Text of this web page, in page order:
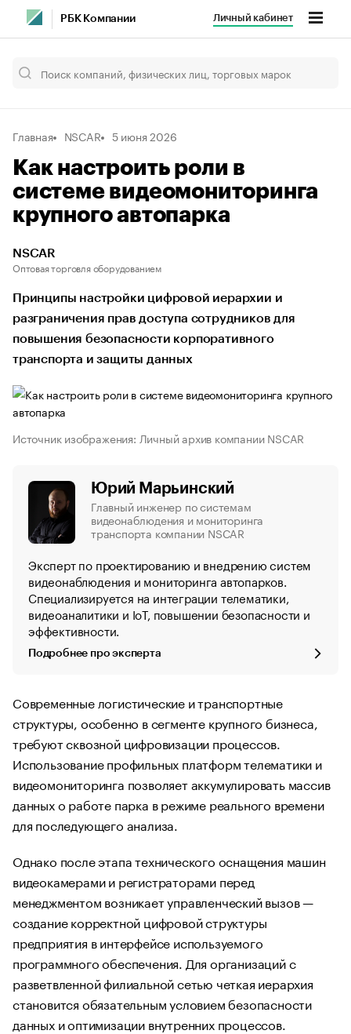
РБК Компании Личный кабинет
Главная NSCAR 5 июня 2026
Как настроить роли в
системе видеомониторинга
крупного автопарка
NSCAR
Оптовая торговля оборудованием
Принципы настройки цифровой иерархии и
разграничения прав доступа сотрудников для
повышения безопасности корпоративного
транспорта и защиты данных
Источник изображения: Личный архив компании NSCAR
Юрий Марьинский
Главный инженер по системам
видеонаблюдения и мониторинга
транспорта компании NSCAR
Эксперт по проектированию и внедрению систем
видеонаблюдения и мониторинга автопарков.
Специализируется на интеграции телематики,
видеоаналитики и IoT, повышении безопасности и
эффективности.
Подробнее про эксперта
Современные логистические и транспортные
структуры, особенно в сегменте крупного бизнеса,
требуют сквозной цифровизации процессов.
Использование профильных платформ телематики и
видеомониторинга позволяет аккумулировать массив
данных о работе парка в режиме реального времени
для последующего анализа.
Однако после этапа технического оснащения машин
видеокамерами и регистраторами перед
менеджментом возникает управленческий вызов —
создание корректной цифровой структуры
предприятия в интерфейсе используемого
программного обеспечения. Для организаций с
разветвленной филиальной сетью четкая иерархия
становится обязательным условием безопасности
данных и оптимизации внутренних процессов.